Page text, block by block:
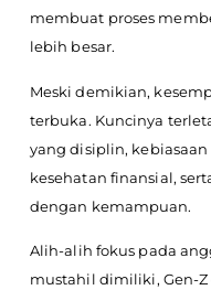
membuat proses
lebih besar.
Meski demikian,
terbuka. Kuncinya
yang disiplin,
kesehatan finansial,
dengan kemampuan.
Alih-alih fokus pada
mustahil dimiliki, Gen-